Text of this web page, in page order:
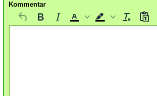
Kommentar